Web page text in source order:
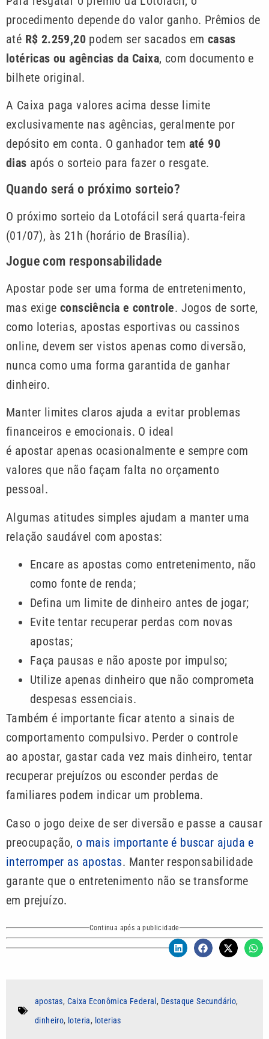
procedimento depende do valor ganho. Prêmios de
até R$ 2.259,20 podem ser sacados em casas
lotéricas ou agências da Caixa, com documento e
bilhete original.
A Caixa paga valores acima desse limite
exclusivamente nas agências, geralmente por
depósito em conta. O ganhador tem até 90
dias após o sorteio para fazer o resgate.
Quando será o próximo sorteio?
O próximo sorteio da Lotofácil será quarta-feira
(01/07), às 21h (horário de Brasília).
Jogue com responsabilidade
Apostar pode ser uma forma de entretenimento,
mas exigeconsciência e controle. Jogos de sorte,
como loterias, apostas esportivas ou cassinos
online, devem ser vistos apenas como diversão,
nunca como uma forma garantida de ganhar
dinheiro.
Manter limites claros ajuda a evitar problemas
financeiros e emocionais. O ideal
é apostar apenas ocasionalmente e sempre com
valores que não façam falta no orçamento
pessoal.
Algumas atitudes simples ajudam a manter uma
relação saudável com apostas:
Encare as apostas como entretenimento, não
como fonte de renda;
Defina um limite de dinheiro antes de jogar;
Evite tentar recuperar perdas com novas
apostas;
Faça pausas e não aposte por impulso;
Utilize apenas dinheiro que não comprometa
despesas essenciais.
Também é importante ficar atento a sinais de
comportamento compulsivo. Perder o controle
ao apostar, gastar cada vez mais dinheiro, tentar
recuperar prejuízos ou esconder perdas de
familiares podem indicar um problema.
Caso o jogo deixe de ser diversão e passe a causar
preocupação, o mais importante é buscar ajuda e
interromper as apostas. Manter responsabilidade
garante que o entretenimento não se transforme
em prejuízo.
Continua após a publicidade
apostas, Caixa Econômica Federal , Destaque Secundário,
dinheiro, loteria, loterias